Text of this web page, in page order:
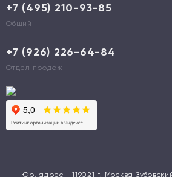
+7 (495) 210-93-85
Общий
+7 (926) 226-64-84
Отдел продаж
Юр. адрес - 119021 г. Москва